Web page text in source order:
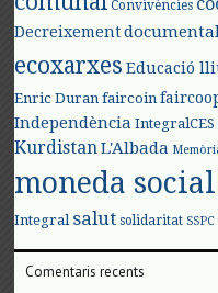
Convivències
Decreixement
ecoxarxes Educació
Enric Duran faircoin
Independència IntegralCES
KurdistanL'Albada
moneda social
Integral salut solidaritat SSPC
Comentaris recents